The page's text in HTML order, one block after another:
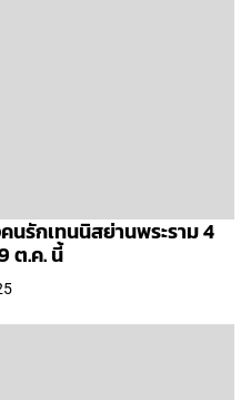
รักเทนนิสย่านพระราม 4
ต.ค. นี้